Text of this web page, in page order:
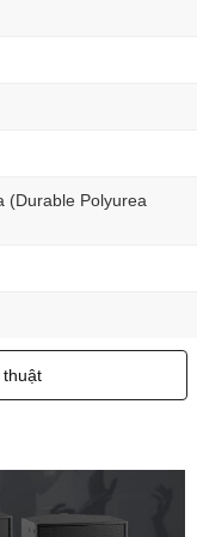
(Durable Polyurea